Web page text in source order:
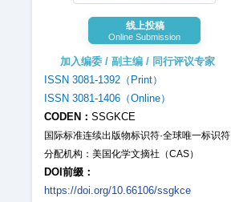
线上投稿
Online Submission
加入编委 / 副主编 / 同行评议专家
ISSN 3081-1392（Print）
ISSN 3081-1406（Online）
CODEN： SSGKCE
国际标准连续出版物标识符·全球唯一标识符
分配机构：美国化学文摘社（CAS）
DOI前缀：
https://doi.org/10.66106/ssgkce